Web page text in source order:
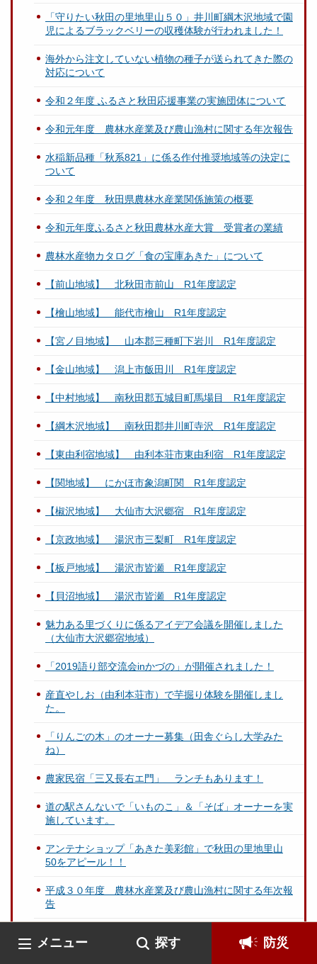
メニュー 探す 防災
「守りたい秋田の里地里山５０」井川町綱木沢地域で園
児によるブラックベリーの収穫体験が行われました！
海外から注文していない植物の種子が送られてきた際の
対応について
令和２年度 ふるさと秋田応援事業の実施団体について
令和元年度 農林水産業及び農山漁村に関する年次報告
水稲新品種「秋系821」に係る作付推奨地域等の決定に
ついて
令和２年度 秋田県農林水産業関係施策の概要
令和元年度ふるさと秋田農林水産大賞 受賞者の業績
農林水産物カタログ「食の宝庫あきた」について
【前山地域】 北秋田市前山 R1年度認定
【檜山地域】 能代市檜山 R1年度認定
【宮ノ目地域】 山本郡三種町下岩川 R1年度認定
【金山地域】 潟上市飯田川 R1年度認定
【中村地域】 南秋田郡五城目町馬場目 R1年度認定
【綱木沢地域】 南秋田郡井川町寺沢 R1年度認定
【東由利宿地域】 由利本荘市東由利宿 R1年度認定
【関地域】 にかほ市象潟町関 R1年度認定
【椒沢地域】 大仙市大沢郷宿 R1年度認定
【京政地域】 湯沢市三梨町 R1年度認定
【板戸地域】 湯沢市皆瀬 R1年度認定
【貝沼地域】 湯沢市皆瀬 R1年度認定
魅力ある里づくりに係るアイデア会議を開催しました
（大仙市大沢郷宿地域）
「2019語り部交流会inかづの」が開催されました！
産直やしお（由利本荘市）で芋掘り体験を開催しまし
た。
「りんごの木」のオーナー募集（田舎ぐらし大学みた
ね）
農家民宿「三又長右エ門」 ランチもあります！
道の駅さんないで「いものこ」＆「そば」オーナーを実
施しています。
アンテナショップ「あきた美彩館」で秋田の里地里山
50をアピール！！
平成３０年度 農林水産業及び農山漁村に関する年次報
告